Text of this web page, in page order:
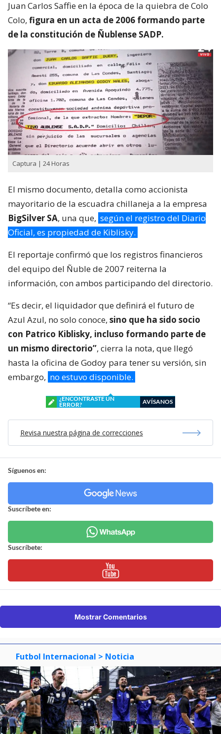
Juan Carlos Saffie en la época de la quiebra de Colo
Colo, figura en un acta de 2006 formando parte
de la constitución de Ñublense SADP.
Captura | 24 Horas
El mismo documento, detalla como accionista
mayoritario de la escuadra chillaneja a la empresa
BigSilver SA, una que, según el registro del Diario
Oficial, es propiedad de Kiblisky.
El reportaje confirmó que los registros financieros
del equipo del Ñuble de 2007 reiterna la
información, con ambos participando del directorio.
“Es decir, el liquidador que definirá el futuro de
Azul Azul, no solo conoce, sino que ha sido socio
con Patrico Kiblisky, incluso formando parte de
un mismo directorio”, cierra la nota, que llegó
hasta la oficina de Godoy para tener su versión, sin
embargo, no estuvo disponible.
¿ENCONTRASTE UN
ERROR?
AVÍSANOS
Revisa nuestra página de correcciones
Síguenos en:
Suscríbete en:
Suscríbete:
Mostrar Comentarios
Futbol Internacional > Noticia